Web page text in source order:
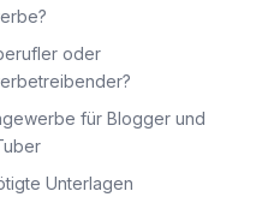
oder
für Blogger und
Unterlagen